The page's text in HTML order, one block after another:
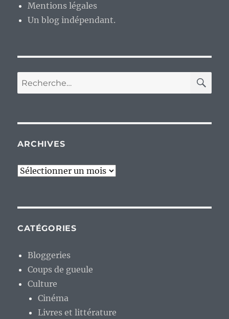
Mentions légales
Un blog indépendant.
Recherche
pour :
ARCHIVES
Archives
CATÉGORIES
Bloggeries
Coups de gueule
Culture
Cinéma
Livres et littérature